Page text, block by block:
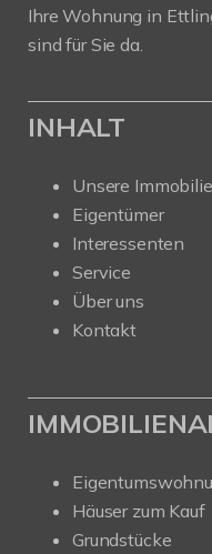
Ihre Wohnung in
sind für Sie da.
INHALT
Unsere
Eigentümer
Interessenten
Service
Über uns
Kontakt
Häuser zum Kauf
Grundstücke